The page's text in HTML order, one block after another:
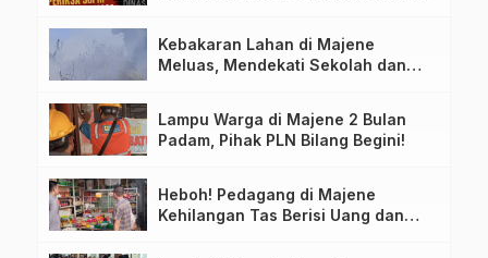
Kebakaran Lahan di Majene
Meluas, Mendekati Sekolah dan
Lampu Warga di Majene 2 Bulan
Padam, Pihak PLN Bilang Begini!
Heboh! Pedagang di Majene
Kehilangan Tas Berisi Uang dan